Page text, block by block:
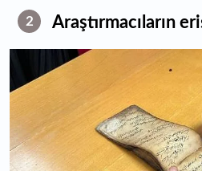
2 Araştırmacıların